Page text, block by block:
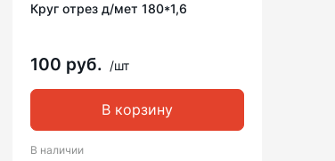
Круг отрез д/мет 180*1,6
100 руб. /шт
В корзину
В наличии